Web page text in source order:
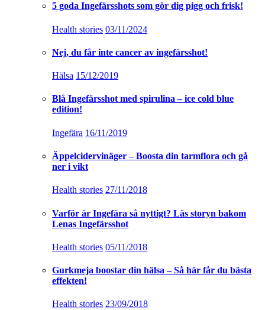
5 goda Ingefärsshots som gör dig pigg och frisk!
Health stories 03/11/2024
Nej, du får inte cancer av ingefärsshot!
Hälsa 15/12/2019
Blå Ingefärsshot med spirulina – ice cold blue
edition!
Ingefära 16/11/2019
Äppelcidervinäger – Boosta din tarmflora och gå
ner i vikt
Health stories 27/11/2018
Varför är Ingefära så nyttigt? Läs storyn bakom
Lenas Ingefärsshot
Health stories 05/11/2018
Gurkmeja boostar din hälsa – Så här får du bästa
effekten!
Health stories 23/09/2018